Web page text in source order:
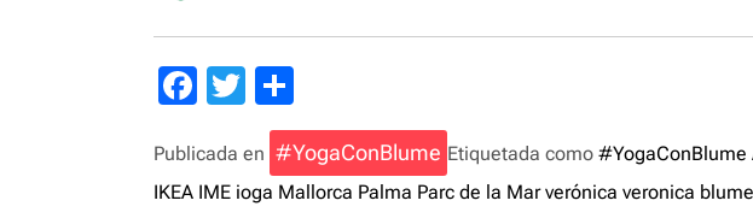
F
c
e
T
wi
tt
er
o
m
p
Publicada en #YogaConBlume Etiquetada como #YogaConBlume
IKEA IME ioga Mallorca Palma Parc de la Mar verónica veronica blume